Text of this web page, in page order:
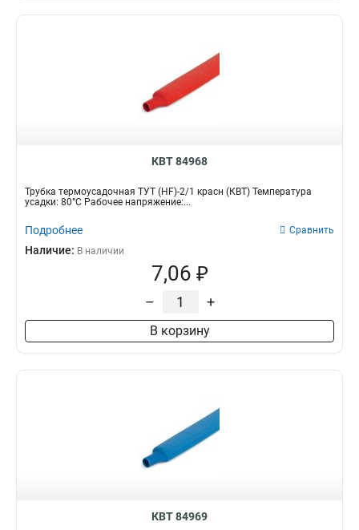
КВТ 84968
Трубка термоусадочная ТУТ (HF)-2/1 красн (КВТ) Температура
усадки: 80°С Рабочее напряжение:...
Подробнее Сравнить
Наличие: В наличии
7,06 ₽
– +
В корзину
КВТ 84969